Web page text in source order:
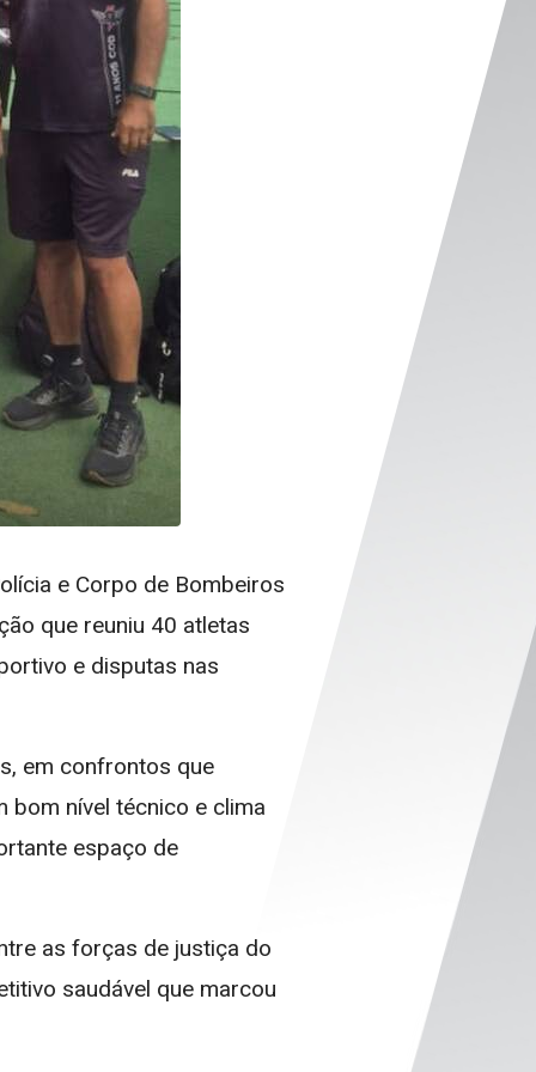
e Corpo de Bombeiros
que reuniu 40 atletas
e disputas nas
em confrontos que
bom nível técnico e clima
espaço de
as forças de justiça do
saudável que marcou